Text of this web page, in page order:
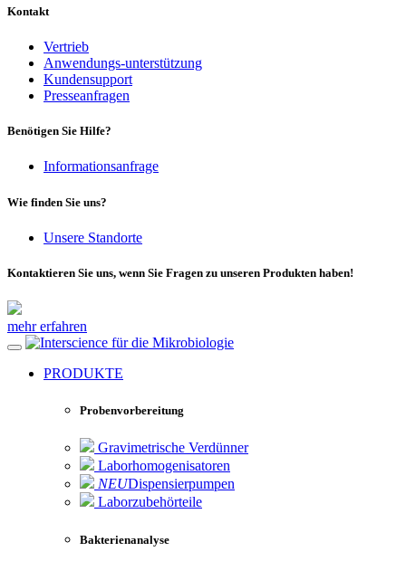
Kontakt
Vertrieb
Anwendungs-unterstützung
Kundensupport
Presseanfragen
Benötigen Sie Hilfe?
Informationsanfrage
Wie finden Sie uns?
Unsere Standorte
Kontaktieren Sie uns, wenn Sie Fragen zu unseren Produkten haben!
mehr erfahren
für die Mikrobiologie
PRODUKTE
Probenvorbereitung
Gravimetrische Verdünner
Laborhomogenisatoren
NEUDispensierpumpen
Laborzubehörteile
Bakterienanalyse